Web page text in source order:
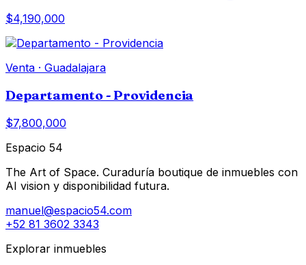
$4,190,000
Venta · Guadalajara
Departamento - Providencia
$7,800,000
Espacio 54
The Art of Space. Curaduría boutique de inmuebles con
AI vision y disponibilidad futura.
manuel@espacio54.com
+52 81 3602 3343
Explorar inmuebles